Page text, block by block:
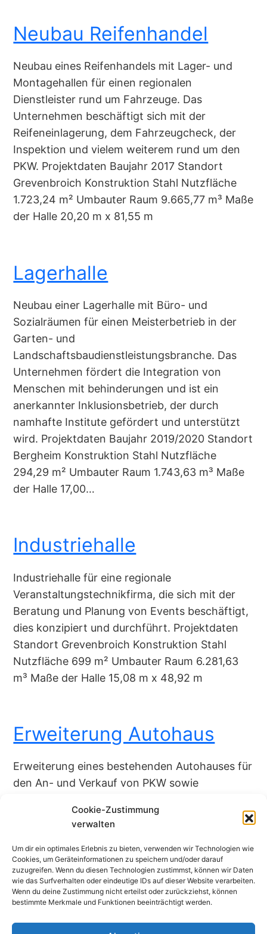
Cookie-Zustimmung
verwalten
Um dir ein optimales Erlebnis zu bieten, verwenden wir Technologien wie
Cookies, um Geräteinformationen zu speichern und/oder darauf
zuzugreifen. Wenn du diesen Technologien zustimmst, können wir Daten
wie das Surfverhalten oder eindeutige IDs auf dieser Website verarbeiten.
Wenn du deine Zustimmung nicht erteilst oder zurückziehst, können
bestimmte Merkmale und Funktionen beeinträchtigt werden.
Neubau Reifenhandel
Neubau eines Reifenhandels mit Lager- und
Montagehallen für einen regionalen
Dienstleister rund um Fahrzeuge. Das
Unternehmen beschäftigt sich mit der
Reifeneinlagerung, dem Fahrzeugcheck, der
Inspektion und vielem weiterem rund um den
PKW. Projektdaten Baujahr 2017 Standort
Grevenbroich Konstruktion Stahl Nutzfläche
1.723,24 m² Umbauter Raum 9.665,77 m³ Maße
der Halle 20,20 m x 81,55 m
Lagerhalle
Neubau einer Lagerhalle mit Büro- und
Sozialräumen für einen Meisterbetrieb in der
Garten- und
Landschaftsbaudienstleistungsbranche. Das
Unternehmen fördert die Integration von
Menschen mit behinderungen und ist ein
anerkannter Inklusionsbetrieb, der durch
namhafte Institute gefördert und unterstützt
wird. Projektdaten Baujahr 2019/2020 Standort
Bergheim Konstruktion Stahl Nutzfläche
294,29 m² Umbauter Raum 1.743,63 m³ Maße
der Halle 17,00…
Industriehalle
Industriehalle für eine regionale
Veranstaltungstechnikfirma, die sich mit der
Beratung und Planung von Events beschäftigt,
dies konzipiert und durchführt. Projektdaten
Standort Grevenbroich Konstruktion Stahl
Nutzfläche 699 m² Umbauter Raum 6.281,63
m³ Maße der Halle 15,08 m x 48,92 m
Erweiterung Autohaus
Erweiterung eines bestehenden Autohauses für
den An- und Verkauf von PKW sowie
Fahrzeugen. Projektdaten Baujahr 2018
m² Umbauter Raum 523,24 m³ Maße des
Gebäudes 9,74 m x 5.24 m